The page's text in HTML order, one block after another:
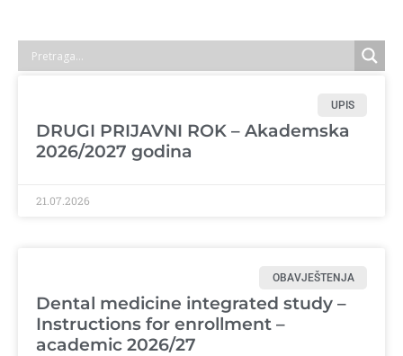
UPIS
DRUGI PRIJAVNI ROK – Akademska
2026/2027 godina
21.07.2026
OBAVJEŠTENJA
Dental medicine integrated study –
Instructions for enrollment –
academic 2026/27